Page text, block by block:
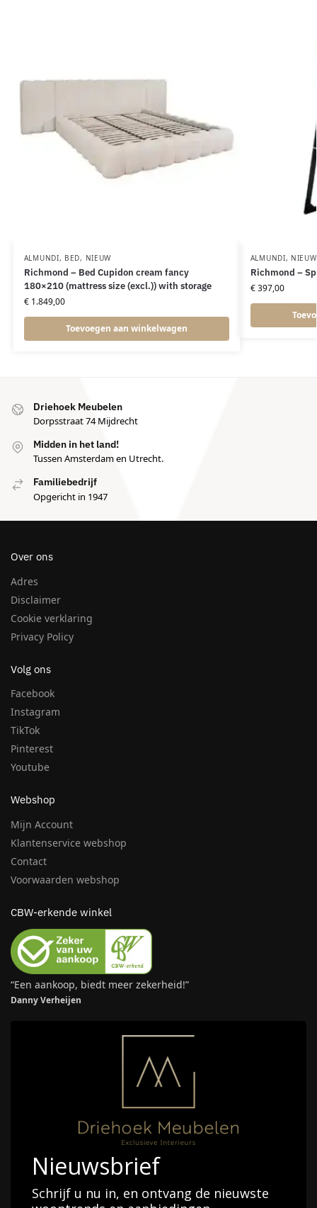
ALMUNDI, BED, NIEUW
Richmond – Bed Cupidon cream fancy
180×210 (mattress size (excl.)) with storage
€1.849,00
Toevoegen aan winkelwagen
ALMUNDI, NIEUW
Richmond –
€397,00
Driehoek Meubelen
Dorpsstraat 74 Mijdrecht
Midden in het land!
Tussen Amsterdam en Utrecht.
Familiebedrijf
Opgericht in 1947
Over ons
Adres
Disclaimer
Cookie verklaring
Privacy Policy
Volg ons
Facebook
Instagram
TikTok
Pinterest
Youtube
Webshop
Mijn Account
Klantenservice webshop
Contact
Voorwaarden webshop
CBW-erkende winkel
“Een aankoop, biedt meer zekerheid!”
Danny Verheijen
Nieuwsbrief
Schrijf u nu in, en ontvang de nieuwste